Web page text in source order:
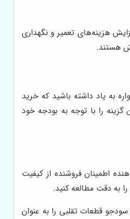
هزینه‌های تعمیر و نگهداری
هستند.
به یاد داشته باشید که خرید
را با توجه به بودجه خود
اطمینان فروشنده از کیفیت
به دقت مطالعه کنید.
قطعات تقلبی را به عنوان